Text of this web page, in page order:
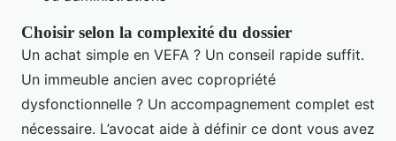
Choisir selon la complexité du dossier
Un achat simple en VEFA ? Un conseil rapide suffit.
Un immeuble ancien avec copropriété
dysfonctionnelle ? Un accompagnement complet est
nécessaire. L’avocat aide à définir ce dont vous avez